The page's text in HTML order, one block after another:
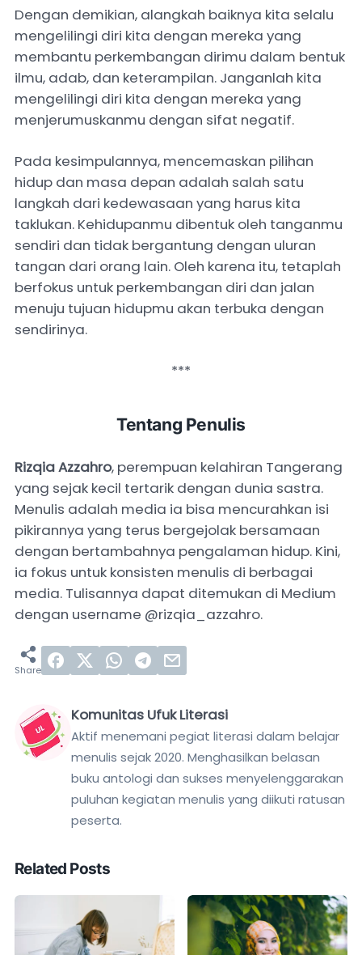
Dengan demikian, alangkah baiknya kita selalu
mengelilingi diri kita dengan mereka yang
membantu perkembangan dirimu dalam bentuk
ilmu, adab, dan keterampilan. Janganlah kita
mengelilingi diri kita dengan mereka yang
menjerumuskanmu dengan sifat negatif.
Pada kesimpulannya, mencemaskan pilihan
hidup dan masa depan adalah salah satu
langkah dari kedewasaan yang harus kita
taklukan. Kehidupanmu dibentuk oleh tanganmu
sendiri dan tidak bergantung dengan uluran
tangan dari orang lain. Oleh karena itu, tetaplah
berfokus untuk perkembangan diri dan jalan
menuju tujuan hidupmu akan terbuka dengan
sendirinya.
***
Tentang Penulis
Rizqia Azzahro, perempuan kelahiran Tangerang
yang sejak kecil tertarik dengan dunia sastra.
Menulis adalah media ia bisa mencurahkan isi
pikirannya yang terus bergejolak bersamaan
dengan bertambahnya pengalaman hidup. Kini,
ia fokus untuk konsisten menulis di berbagai
media. Tulisannya dapat ditemukan di Medium
dengan username @rizqia_azzahro.
Komunitas Ufuk Literasi
Aktif menemani pegiat literasi dalam belajar
menulis sejak 2020. Menghasilkan belasan
buku antologi dan sukses menyelenggarakan
puluhan kegiatan menulis yang diikuti ratusan
peserta.
Related Posts